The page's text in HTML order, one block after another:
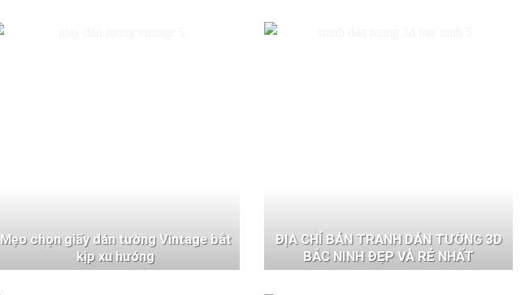
Mẹo chọn giấy dán tường Vintage bắt
kịp xu hướng
ĐỊA CHỈ BÁN TRANH DÁN TƯỜNG 3D
BẮC NINH ĐẸP VÀ RẺ NHẤT